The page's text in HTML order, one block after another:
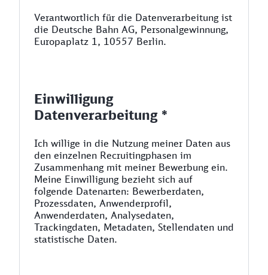
Verantwortlich für die Datenverarbeitung ist
die Deutsche Bahn AG, Personalgewinnung,
Europaplatz 1, 10557 Berlin.
Einwilligung
Datenverarbeitung *
Ich willige in die Nutzung meiner Daten aus
den einzelnen Recruitingphasen im
Zusammenhang mit meiner Bewerbung ein.
Meine Einwilligung bezieht sich auf
folgende Datenarten: Bewerberdaten,
Prozessdaten, Anwenderprofil,
Anwenderdaten, Analysedaten,
Trackingdaten, Metadaten, Stellendaten und
statistische Daten.